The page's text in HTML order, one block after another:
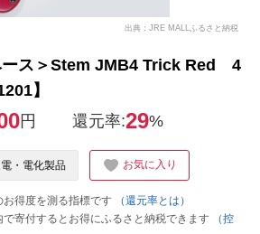
出典：JRE MALLふるさと納税
ース＞Stem JMB4 Trick Red 4
】
円 還元率:29%
・電化製品 お気に入り
得度を測る指標です
（還元率とは）
寄付するとお得にふるさと納税できます
（控